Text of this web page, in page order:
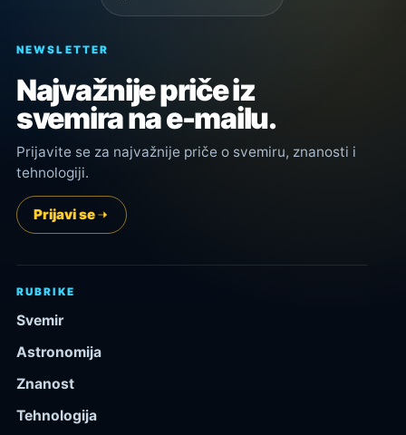
NEWSLETTER
Najvažnije priče iz
svemira na e-mailu.
Prijavite se za najvažnije priče o svemiru, znanosti i
tehnologiji.
Prijavi se
RUBRIKE
Svemir
Astronomija
Znanost
Tehnologija